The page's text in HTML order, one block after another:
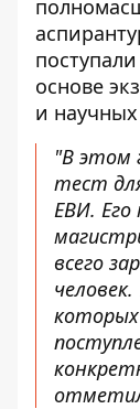
основе
и
"В этом
тест
ЕВИ.
всего